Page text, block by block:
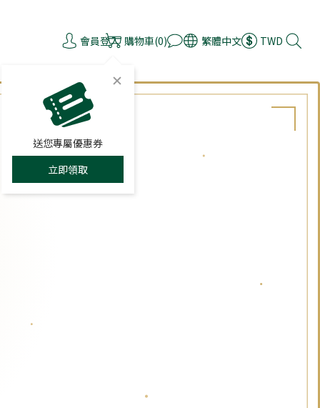
會員登入
送您專屬優惠券
立即領取
購物車(0) 繁體中文 TWD